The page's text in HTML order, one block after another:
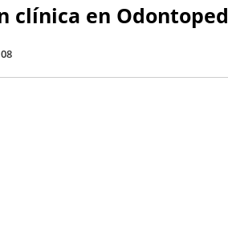
clínica en